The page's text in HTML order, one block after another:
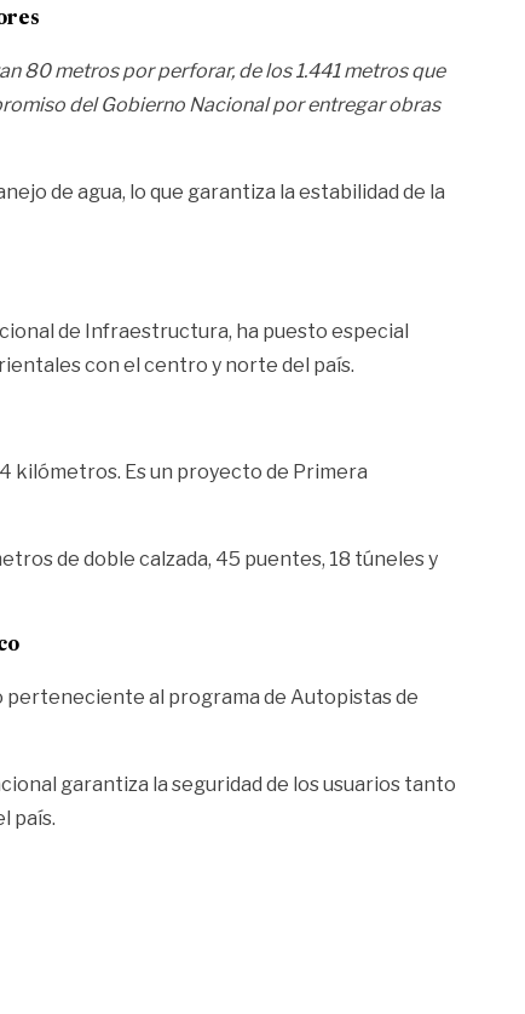
80 metros por perforar, de los 1.441 metros que
del Gobierno Nacional por entregar obras
de agua, lo que garantiza la estabilidad de la
de Infraestructura, ha puesto especial
con el centro y norte del país.
kilómetros. Es un proyecto de Primera
de doble calzada, 45 puentes, 18 túneles y
perteneciente al programa de Autopistas de
garantiza la seguridad de los usuarios tanto
país.